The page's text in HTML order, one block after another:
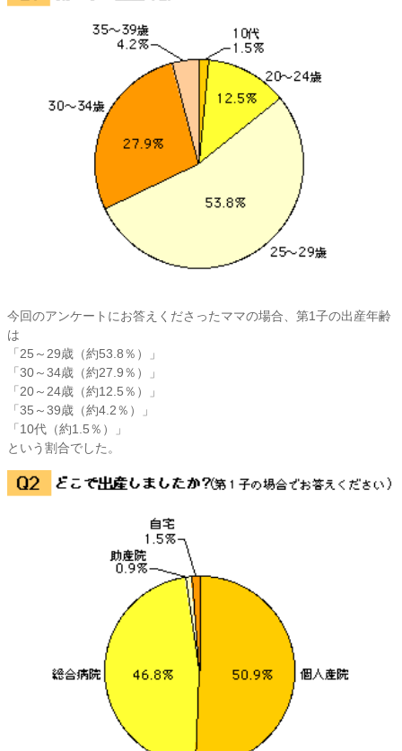
今回のアンケートにお答えくださったママの場合、第1子の出産年齢
は
「25～29歳（約53.8％）」
「30～34歳（約27.9％）」
「20～24歳（約12.5％）」
「35～39歳（約4.2％）」
「10代（約1.5％）」
という割合でした。